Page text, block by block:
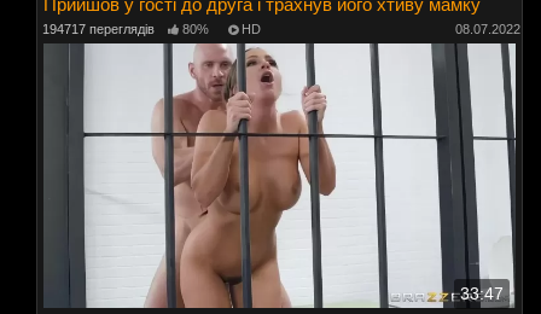
Прийшов у гості до друга і трахнув його хтиву мамку
194717 переглядів 80% HD 08.07.2022
33:47